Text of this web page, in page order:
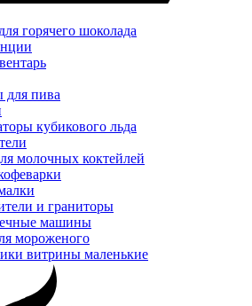
горячего шоколада
для пива
кубикового льда
молочных коктейлей
и граниторы
машины
мороженого
витрины маленькие